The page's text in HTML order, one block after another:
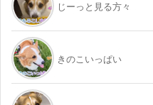
じーっと見る方々
きのこいっぱい